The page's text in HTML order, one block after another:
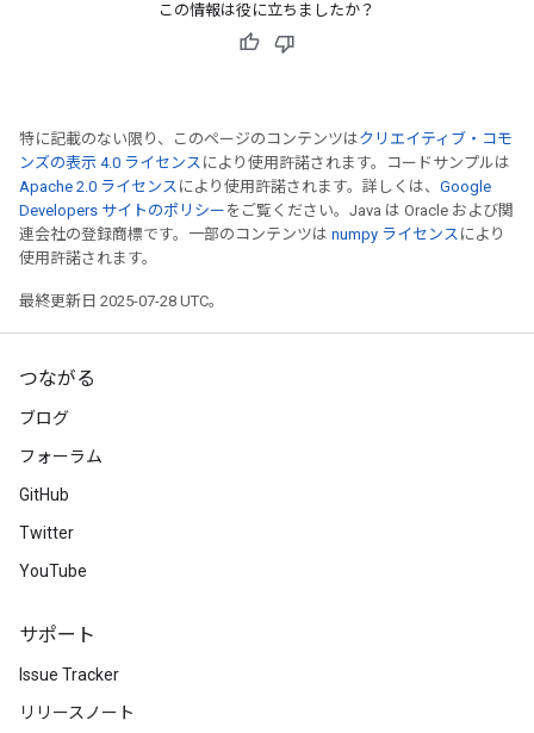
この情報は役に立ちましたか？
特に記載のない限り、このページのコンテンツはクリエイティブ・コモ
ンズの表示 4.0 ライセンス により使用許諾されます。コードサンプルは
Apache 2.0 ライセンス により使用許諾されます。詳しくは、 Google
Developers サイトのポリシー をご覧ください。Java は Oracle および関
連会社の登録商標です。一部のコンテンツは numpy ライセンス により
使用許諾されます。
最終更新日 2025-07-28 UTC。
つながる
ブログ
フォーラム
GitHub
Twitter
YouTube
サポート
Issue Tracker
リリースノート